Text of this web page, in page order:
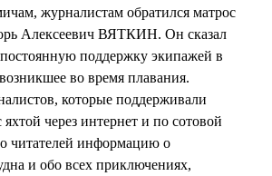
журналистам обратился матрос
Алексеевич ВЯТКИН. Он сказал
поддержку экипажей в
во время плавания.
которые поддерживали
через интернет и по сотовой
читателей информацию о
и обо всех приключениях,